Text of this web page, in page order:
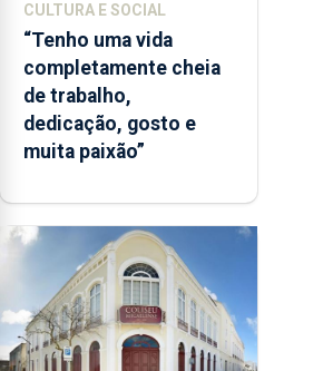
CULTURA E SOCIAL
“Tenho uma vida
completamente cheia
de trabalho,
dedicação, gosto e
muita paixão”